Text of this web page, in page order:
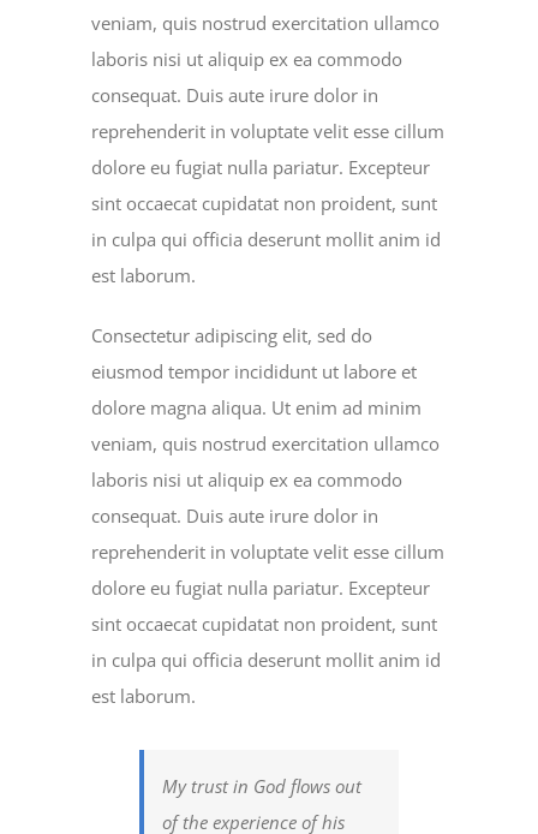
veniam, quis nostrud exercitation ullamco
laboris nisi ut aliquip ex ea commodo
consequat. Duis aute irure dolor in
reprehenderit in voluptate velit esse cillum
dolore eu fugiat nulla pariatur. Excepteur
sint occaecat cupidatat non proident, sunt
in culpa qui officia deserunt mollit anim id
est laborum.
Consectetur adipiscing elit, sed do
eiusmod tempor incididunt ut labore et
dolore magna aliqua. Ut enim ad minim
veniam, quis nostrud exercitation ullamco
laboris nisi ut aliquip ex ea commodo
consequat. Duis aute irure dolor in
reprehenderit in voluptate velit esse cillum
dolore eu fugiat nulla pariatur. Excepteur
sint occaecat cupidatat non proident, sunt
in culpa qui officia deserunt mollit anim id
est laborum.
My trust in God flows out
of the experience of his